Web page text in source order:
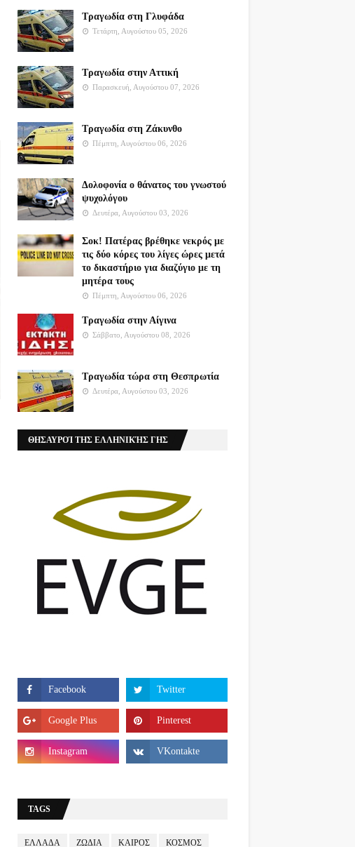
Τραγωδία στη Γλυφάδα
Τετάρτη, Αυγούστου 05, 2026
Τραγωδία στην Αττική
Παρασκευή, Αυγούστου 07, 2026
Τραγωδία στη Ζάκυνθο
Πέμπτη, Αυγούστου 06, 2026
Δολοφονία ο θάνατος του γνωστού
ψυχολόγου
Δευτέρα, Αυγούστου 03, 2026
Σοκ! Πατέρας βρέθηκε νεκρός με
τις δύο κόρες του λίγες ώρες μετά
το δικαστήριο για διαζύγιο με τη
μητέρα τους
Πέμπτη, Αυγούστου 06, 2026
Τραγωδία στην Αίγινα
Σάββατο, Αυγούστου 08, 2026
Τραγωδία τώρα στη Θεσπρωτία
Δευτέρα, Αυγούστου 03, 2026
ΘΗΣΑΥΡΟΊ ΤΗΣ ΕΛΛΗΝΙΚΉΣ ΓΗΣ
TAGS
ΕΛΛΑΔΑ ΖΩΔΙΑ ΚΑΙΡΟΣ ΚΟΣΜΟΣ